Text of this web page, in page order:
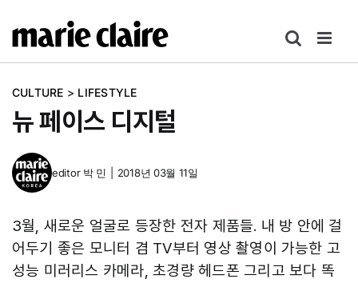
텐
건CULTURE > LIFESTYLE
뉴 페이스 디지털
editor 박 민 2018년 03월 11일
3월, 새로운 얼굴로 등장한 전자 제품들. 내 방 안에 걸
어두기 좋은 모니터 겸 TV부터 영상 촬영이 가능한 고
성능 미러리스 카메라, 초경량 헤드폰 그리고 보다 똑